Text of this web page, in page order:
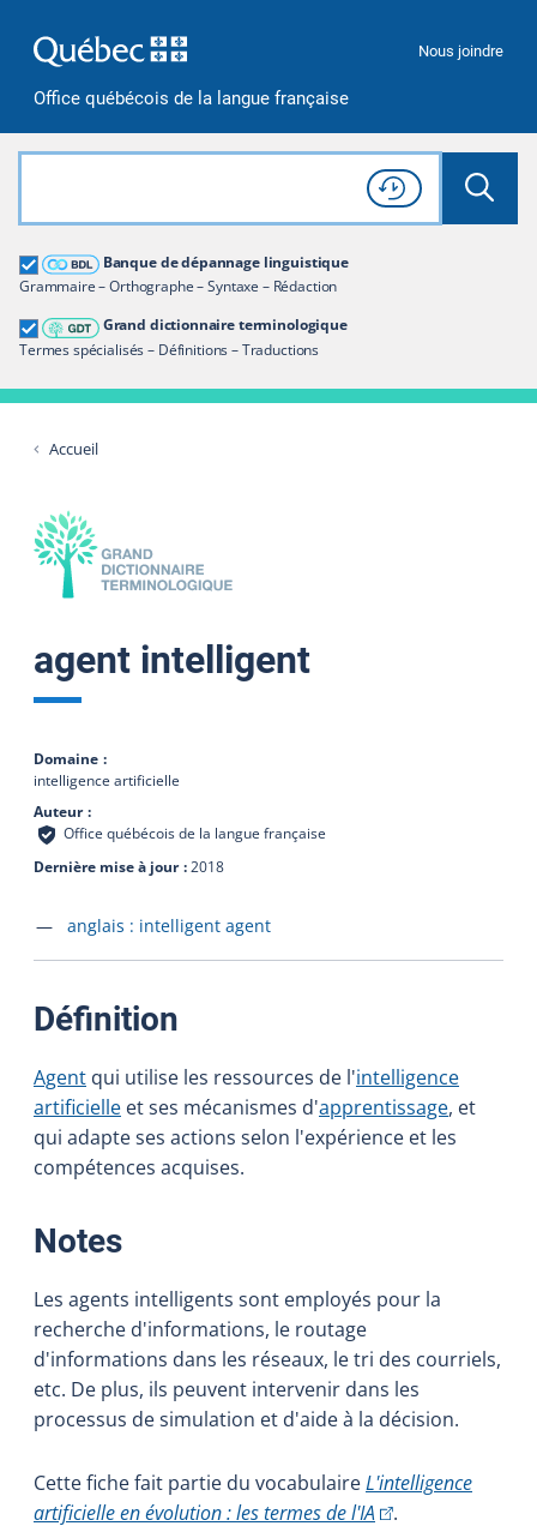
Office québécois de la langue française
Nous joindre
Rechercher dans tout le site
Lancer
Consulter l'
Historique
de recherche
Banque de dépannage linguistique
Grammaire – Orthographe – Syntaxe – Rédaction
Grand dictionnaire terminologique
Termes spécialisés – Définitions – Traductions
Grand dictionnaire terminologique
Restreindre aux termes
Accueil
agent intelligent
Domaine
intelligence artificielle
Auteur
Office québécois de la langue française
Dernière mise à jour 2018
Accéder à la fiche en
anglais : intelligent agent
Définition
Agent qui utilise les ressources de l'intelligence
artificielle et ses mécanismes d'apprentissage, et
qui adapte ses actions selon l'expérience et les
compétences acquises.
Notes:
Les agents intelligents sont employés pour la
recherche d'informations, le routage
d'informations dans les réseaux, le tri des courriels,
etc. De plus, ils peuvent intervenir dans les
processus de simulation et d'aide à la décision.
Cette fiche fait partie du vocabulaireL'intelligence
artificielle en évolution : les termes de l'IA(Cet hyperlien
.